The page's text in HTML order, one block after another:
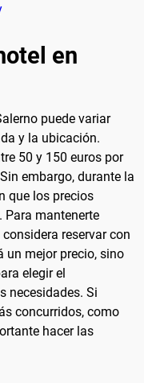
en
puede variar
y la ubicación.
50 y 150 euros por
embargo, durante la
que los precios
Para mantenerte
reservar con
un mejor precio, sino
elegir el
necesidades. Si
concurridos, como
hacer las